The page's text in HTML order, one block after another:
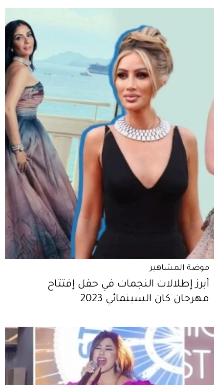
موضة المشاهير
أبرز إطلالات النجمات في حفل إفتتاح
مهرجان كان السينمائي 2023